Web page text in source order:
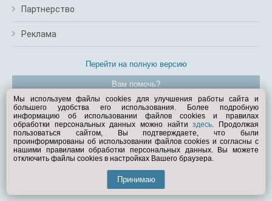
Партнерство
Реклама
Перейти на полную версию
Вам помочь?
© Exist.ru 1998—2026
Мы используем файлы cookies для улучшения работы сайта и
большего удобства его использования. Более подробную
информацию об использовании файлов cookies и правилах
обработки персональных данных можно найтиздесь. Продолжая
пользоваться сайтом, Вы подтверждаете, что были
проинформированы об использовании файлов cookies и согласны с
нашими правилами обработки персональных данных. Вы можете
отключить файлы cookies в настройках Вашего браузера.
Принимаю